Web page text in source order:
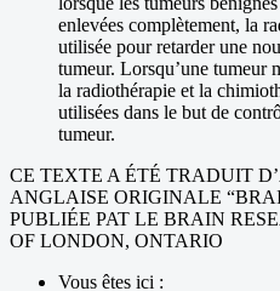
enlevées complètement, la
utilisée pour retarder une
tumeur. Lorsqu’une tumeur
la radiothérapie et la
utilisées dans le but de
tumeur.
CE TEXTE A ÉTÉ TRADUIT
ANGLAISE ORIGINALE
PUBLIÉE PAT LE BRAIN
OF LONDON, ONTARIO
Vous êtes ici :